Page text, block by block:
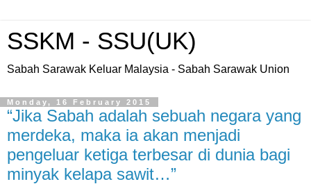
SSKM - SSU(UK)
Sabah Sarawak Keluar Malaysia - Sabah Sarawak Union
Monday, 16 February 2015
“Jika Sabah adalah sebuah negara yang
merdeka, maka ia akan menjadi
pengeluar ketiga terbesar di dunia bagi
minyak kelapa sawit…”